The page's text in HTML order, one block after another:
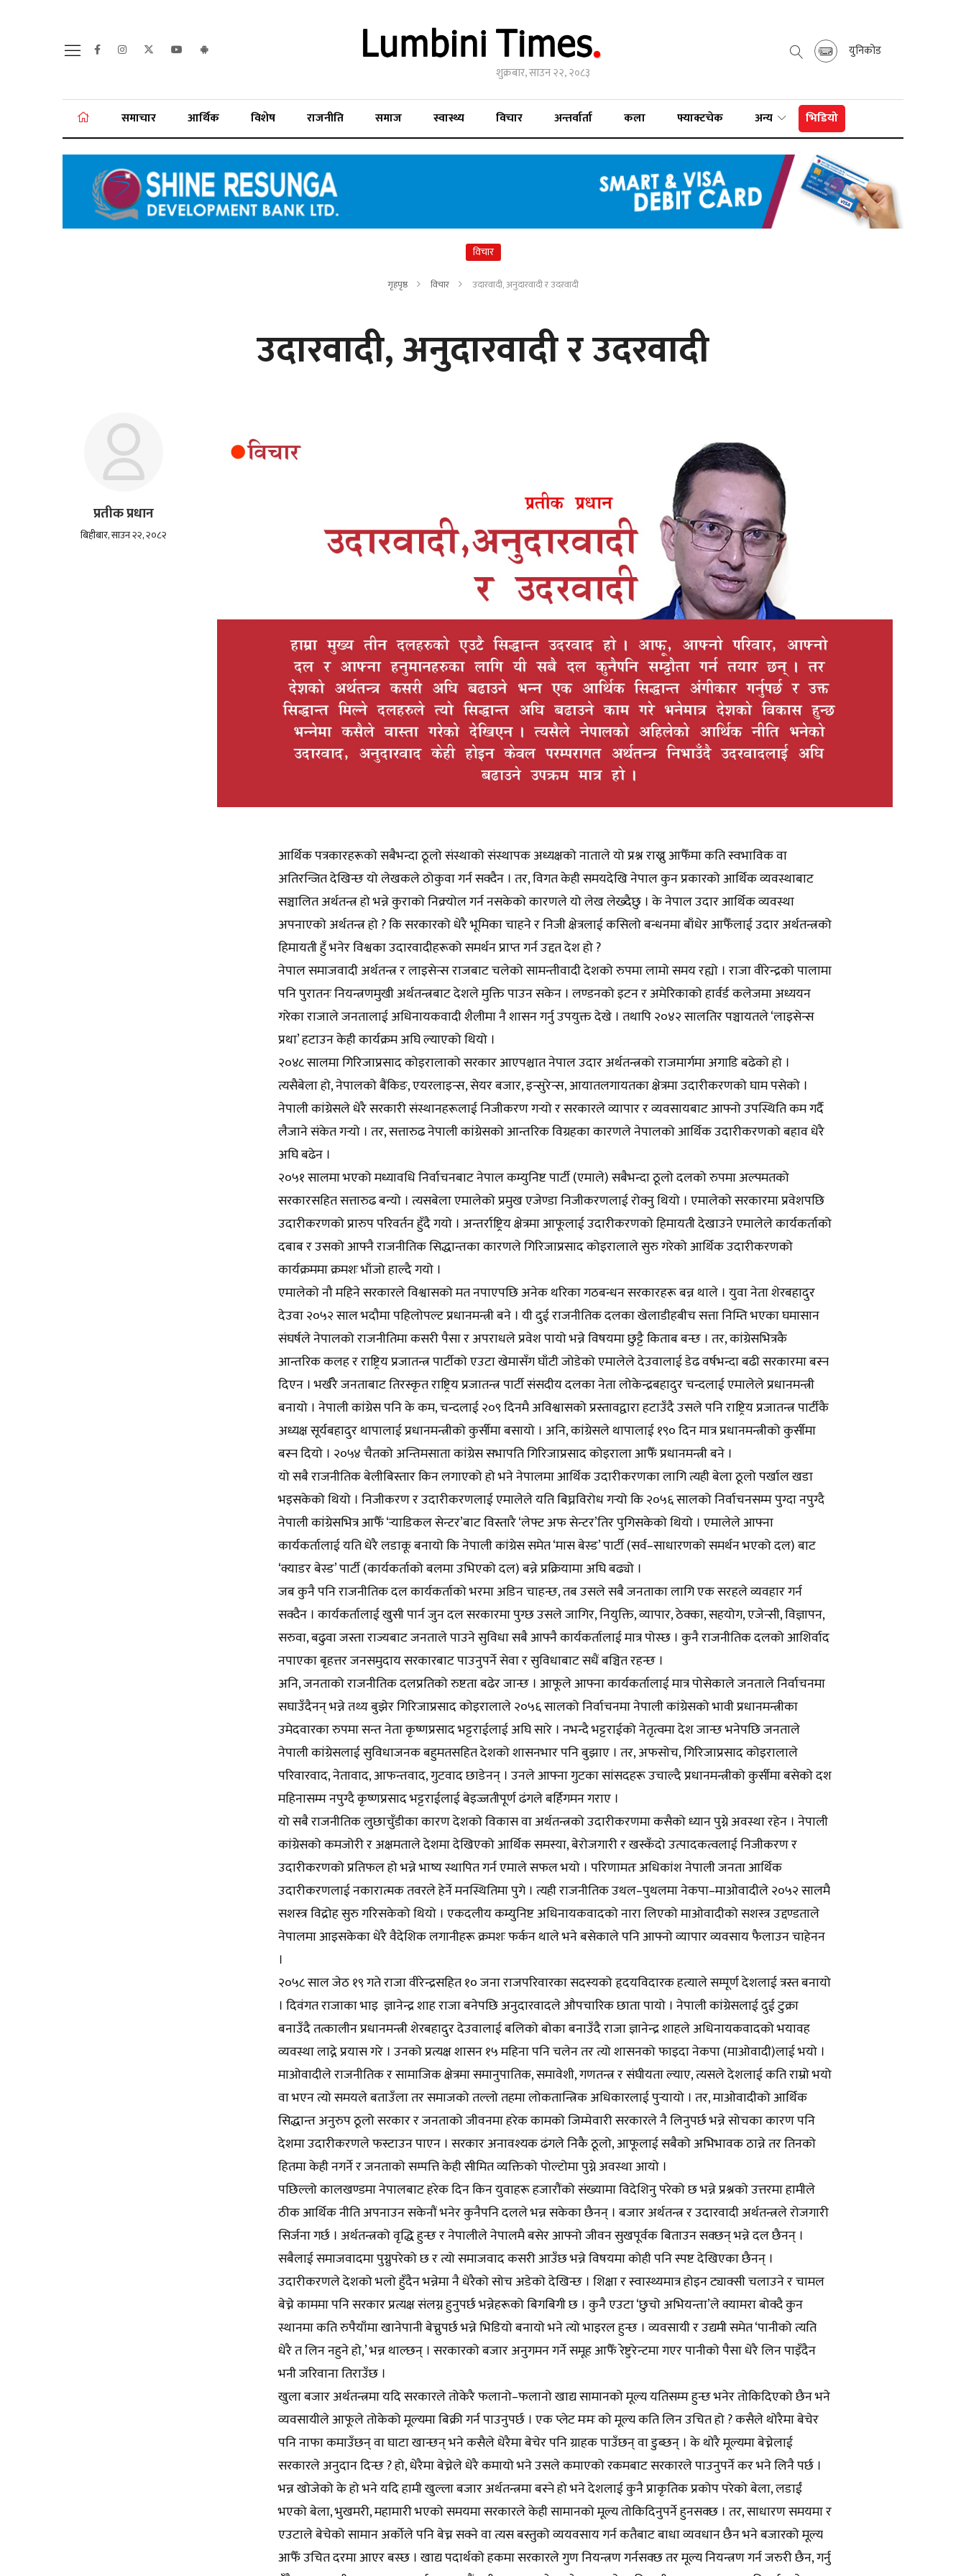
शुक्रबार, साउन २२, २०८३
युनिकोड
समाचार आर्थिक विशेष राजनीति समाज स्वास्थ्य विचार अन्तर्वार्ता कला फ्याक्टचेक अन्य भिडियो
विचार
गृहपृष्ठ विचार उदारवादी, अनुदारवादी र उदरवादी
उदारवादी, अनुदारवादी र उदरवादी
प्रतीक प्रधान
बिहीबार, साउन २२, २०८२
आर्थिक पत्रकारहरूको सबैभन्दा ठूलो संस्थाको संस्थापक अध्यक्षको नाताले यो प्रश्न राख्नु आफैँमा कति स्वभाविक वा
अतिरन्जित देखिन्छ यो लेखकले ठोकुवा गर्न सक्दैन । तर, विगत केही समयदेखि नेपाल कुन प्रकारको आर्थिक व्यवस्थाबाट
सञ्चालित अर्थतन्त्र हो भन्ने कुराको निक्र्योल गर्न नसकेको कारणले यो लेख लेख्दैछु । के नेपाल उदार आर्थिक व्यवस्था
अपनाएको अर्थतन्त्र हो ? कि सरकारको धेरै भूमिका चाहने र निजी क्षेत्रलाई कसिलो बन्धनमा बाँधेर आफैँलाई उदार अर्थतन्त्रको
हिमायती हुँ भनेर विश्वका उदारवादीहरूको समर्थन प्राप्त गर्न उद्दत देश हो ?
नेपाल समाजवादी अर्थतन्त्र र लाइसेन्स राजबाट चलेको सामन्तीवादी देशको रुपमा लामो समय रह्यो । राजा वीरेन्द्रको पालामा
पनि पुरातनः नियन्त्रणमुखी अर्थतन्त्रबाट देशले मुक्ति पाउन सकेन । लण्डनको इटन र अमेरिकाको हार्वर्ड कलेजमा अध्ययन
गरेका राजाले जनतालाई अधिनायकवादी शैलीमा नै शासन गर्नु उपयुक्त देखे । तथापि २०४२ सालतिर पञ्चायतले ‘लाइसेन्स
प्रथा’ हटाउन केही कार्यक्रम अघि ल्याएको थियो ।
२०४८ सालमा गिरिजाप्रसाद कोइरालाको सरकार आएपश्चात नेपाल उदार अर्थतन्त्रको राजमार्गमा अगाडि बढेको हो ।
त्यसैबेला हो, नेपालको बैंकिङ, एयरलाइन्स, सेयर बजार, इन्सुरेन्स, आयातलगायतका क्षेत्रमा उदारीकरणको घाम पसेको ।
नेपाली कांग्रेसले धेरै सरकारी संस्थानहरूलाई निजीकरण गर्‍यो र सरकारले व्यापार र व्यवसायबाट आफ्नो उपस्थिति कम गर्दै
लैजाने संकेत गर्‍यो । तर, सत्तारुढ नेपाली कांग्रेसको आन्तरिक विग्रहका कारणले नेपालको आर्थिक उदारीकरणको बहाव धेरै
अघि बढेन ।
२०५१ सालमा भएको मध्यावधि निर्वाचनबाट नेपाल कम्युनिष्ट पार्टी (एमाले) सबैभन्दा ठूलो दलको रुपमा अल्पमतको
सरकारसहित सत्तारुढ बन्यो । त्यसबेला एमालेको प्रमुख एजेण्डा निजीकरणलाई रोक्नु थियो । एमालेको सरकारमा प्रवेशपछि
उदारीकरणको प्रारुप परिवर्तन हुँदै गयो । अन्तर्राष्ट्रिय क्षेत्रमा आफूलाई उदारीकरणको हिमायती देखाउने एमालेले कार्यकर्ताको
दबाब र उसको आफ्नै राजनीतिक सिद्धान्तका कारणले गिरिजाप्रसाद कोइरालाले सुरु गरेको आर्थिक उदारीकरणको
कार्यक्रममा क्रमशः भाँजो हाल्दै गयो ।
एमालेको नौ महिने सरकारले विश्वासको मत नपाएपछि अनेक थरिका गठबन्धन सरकारहरू बन्न थाले । युवा नेता शेरबहादुर
देउवा २०५२ साल भदौमा पहिलोपल्ट प्रधानमन्त्री बने । यी दुई राजनीतिक दलका खेलाडीहबीच सत्ता निम्ति भएका घमासान
संघर्षले नेपालको राजनीतिमा कसरी पैसा र अपराधले प्रवेश पायो भन्ने विषयमा छुट्टै किताब बन्छ । तर, कांग्रेसभित्रकै
आन्तरिक कलह र राष्ट्रिय प्रजातन्त्र पार्टीको एउटा खेमासँग घाँटी जोडेको एमालेले देउवालाई डेढ वर्षभन्दा बढी सरकारमा बस्न
दिएन । भर्खरै जनताबाट तिरस्कृत राष्ट्रिय प्रजातन्त्र पार्टी संसदीय दलका नेता लोकेन्द्रबहादुर चन्दलाई एमालेले प्रधानमन्त्री
बनायो । नेपाली कांग्रेस पनि के कम, चन्दलाई २०९ दिनमै अविश्वासको प्रस्तावद्वारा हटाउँदै उसले पनि राष्ट्रिय प्रजातन्त्र पार्टीकै
अध्यक्ष सूर्यबहादुर थापालाई प्रधानमन्त्रीको कुर्सीमा बसायो । अनि, कांग्रेसले थापालाई १९० दिन मात्र प्रधानमन्त्रीको कुर्सीमा
बस्न दियो । २०५४ चैतको अन्तिमसाता कांग्रेस सभापति गिरिजाप्रसाद कोइराला आफैँ प्रधानमन्त्री बने ।
यो सबै राजनीतिक बेलीबिस्तार किन लगाएको हो भने नेपालमा आर्थिक उदारीकरणका लागि त्यही बेला ठूलो पर्खाल खडा
भइसकेको थियो । निजीकरण र उदारीकरणलाई एमालेले यति बिघ्नविरोध गर्‍यो कि २०५६ सालको निर्वाचनसम्म पुग्दा नपुग्दै
नेपाली कांग्रेसभित्र आफैँ ‘र्‍याडिकल सेन्टर’बाट विस्तारै ‘लेफ्ट अफ सेन्टर’तिर पुगिसकेको थियो । एमालेले आफ्ना
कार्यकर्तालाई यति धेरै लडाकू बनायो कि नेपाली कांग्रेस समेत ‘मास बेस्ड’ पार्टी (सर्व–साधारणको समर्थन भएको दल) बाट
‘क्याडर बेस्ड’ पार्टी (कार्यकर्ताको बलमा उभिएको दल) बन्ने प्रक्रियामा अघि बढ्यो ।
जब कुनै पनि राजनीतिक दल कार्यकर्ताको भरमा अडिन चाहन्छ, तब उसले सबै जनताका लागि एक सरहले व्यवहार गर्न
सक्दैन । कार्यकर्तालाई खुसी पार्न जुन दल सरकारमा पुग्छ उसले जागिर, नियुक्ति, व्यापार, ठेक्का, सहयोग, एजेन्सी, विज्ञापन,
सरुवा, बढुवा जस्ता राज्यबाट जनताले पाउने सुविधा सबै आफ्नै कार्यकर्तालाई मात्र पोस्छ । कुनै राजनीतिक दलको आशिर्वाद
नपाएका बृहत्तर जनसमुदाय सरकारबाट पाउनुपर्ने सेवा र सुविधाबाट सधैं बञ्चित रहन्छ ।
अनि, जनताको राजनीतिक दलप्रतिको रुष्टता बढेर जान्छ । आफूले आफ्ना कार्यकर्तालाई मात्र पोसेकाले जनताले निर्वाचनमा
सघाउँदैनन् भन्ने तथ्य बुझेर गिरिजाप्रसाद कोइरालाले २०५६ सालको निर्वाचनमा नेपाली कांग्रेसको भावी प्रधानमन्त्रीका
उमेदवारका रुपमा सन्त नेता कृष्णप्रसाद भट्टराईलाई अघि सारे । नभन्दै भट्टराईको नेतृत्वमा देश जान्छ भनेपछि जनताले
नेपाली कांग्रेसलाई सुविधाजनक बहुमतसहित देशको शासनभार पनि बुझाए । तर, अफसोच, गिरिजाप्रसाद कोइरालाले
परिवारवाद, नेतावाद, आफन्तवाद, गुटवाद छाडेनन् । उनले आफ्ना गुटका सांसदहरू उचाल्दै प्रधानमन्त्रीको कुर्सीमा बसेको दश
महिनासम्म नपुग्दै कृष्णप्रसाद भट्टराईलाई बेइज्जतीपूर्ण ढंगले बर्हिगमन गराए ।
यो सबै राजनीतिक लुछाचुँडीका कारण देशको विकास वा अर्थतन्त्रको उदारीकरणमा कसैको ध्यान पुग्ने अवस्था रहेन । नेपाली
कांग्रेसको कमजोरी र अक्षमताले देशमा देखिएको आर्थिक समस्या, बेरोजगारी र खस्कँदो उत्पादकत्वलाई निजीकरण र
उदारीकरणको प्रतिफल हो भन्ने भाष्य स्थापित गर्न एमाले सफल भयो । परिणामतः अधिकांश नेपाली जनता आर्थिक
उदारीकरणलाई नकारात्मक तवरले हेर्ने मनस्थितिमा पुगे । त्यही राजनीतिक उथल–पुथलमा नेकपा–माओवादीले २०५२ सालमै
सशस्त्र विद्रोह सुरु गरिसकेको थियो । एकदलीय कम्युनिष्ट अधिनायकवादको नारा लिएको माओवादीको सशस्त्र उद्दण्डताले
नेपालमा आइसकेका धेरै वैदेशिक लगानीहरू क्रमशः फर्कन थाले भने बसेकाले पनि आफ्नो व्यापार व्यवसाय फैलाउन चाहेनन
।
२०५८ साल जेठ १९ गते राजा वीरेन्द्रसहित १० जना राजपरिवारका सदस्यको हृदयविदारक हत्याले सम्पूर्ण देशलाई त्रस्त बनायो
। दिवंगत राजाका भाइ ज्ञानेन्द्र शाह राजा बनेपछि अनुदारवादले औपचारिक छाता पायो । नेपाली कांग्रेसलाई दुई टुक्रा
बनाउँदै तत्कालीन प्रधानमन्त्री शेरबहादुर देउवालाई बलिको बोका बनाउँदै राजा ज्ञानेन्द्र शाहले अधिनायकवादको भयावह
व्यवस्था लाद्ने प्रयास गरे । उनको प्रत्यक्ष शासन १५ महिना पनि चलेन तर त्यो शासनको फाइदा नेकपा (माओवादी)लाई भयो ।
माओवादीले राजनीतिक र सामाजिक क्षेत्रमा समानुपातिक, समावेशी, गणतन्त्र र संघीयता ल्याए, त्यसले देशलाई कति राम्रो भयो
वा भएन त्यो समयले बताउँला तर समाजको तल्लो तहमा लोकतान्त्रिक अधिकारलाई पुर्‍यायो । तर, माओवादीको आर्थिक
सिद्धान्त अनुरुप ठूलो सरकार र जनताको जीवनमा हरेक कामको जिम्मेवारी सरकारले नै लिनुपर्छ भन्ने सोचका कारण पनि
देशमा उदारीकरणले फस्टाउन पाएन । सरकार अनावश्यक ढंगले निकै ठूलो, आफूलाई सबैको अभिभावक ठान्ने तर तिनको
हितमा केही नगर्ने र जनताको सम्पत्ति केही सीमित व्यक्तिको पोल्टोमा पुग्ने अवस्था आयो ।
पछिल्लो कालखण्डमा नेपालबाट हरेक दिन किन युवाहरू हजारौंको संख्यामा विदेशिनु परेको छ भन्ने प्रश्नको उत्तरमा हामीले
ठीक आर्थिक नीति अपनाउन सकेनौं भनेर कुनैपनि दलले भन्न सकेका छैनन् । बजार अर्थतन्त्र र उदारवादी अर्थतन्त्रले रोजगारी
सिर्जना गर्छ । अर्थतन्त्रको वृद्धि हुन्छ र नेपालीले नेपालमै बसेर आफ्नो जीवन सुखपूर्वक बिताउन सक्छन् भन्ने दल छैनन् ।
सबैलाई समाजवादमा पुग्नुपरेको छ र त्यो समाजवाद कसरी आउँछ भन्ने विषयमा कोही पनि स्पष्ट देखिएका छैनन् ।
उदारीकरणले देशको भलो हुँदैन भन्नेमा नै धेरैको सोच अडेको देखिन्छ । शिक्षा र स्वास्थ्यमात्र होइन ट्याक्सी चलाउने र चामल
बेच्ने काममा पनि सरकार प्रत्यक्ष संलग्न हुनुपर्छ भन्नेहरूको बिगबिगी छ । कुनै एउटा ‘छुचो अभियन्ता’ले क्यामरा बोक्दै कुन
स्थानमा कति रुपैयाँमा खानेपानी बेच्नुपर्छ भन्ने भिडियो बनायो भने त्यो भाइरल हुन्छ । व्यवसायी र उद्यमी समेत ‘पानीको त्यति
धेरै त लिन नहुने हो,’ भन्न थाल्छन् । सरकारको बजार अनुगमन गर्ने समूह आफैँ रेष्टुरेन्टमा गएर पानीको पैसा धेरै लिन पाइँदैन
भनी जरिवाना तिराउँछ ।
खुला बजार अर्थतन्त्रमा यदि सरकारले तोकेरै फलानो–फलानो खाद्य सामानको मूल्य यतिसम्म हुन्छ भनेर तोकिदिएको छैन भने
व्यवसायीले आफूले तोकेको मूल्यमा बिक्री गर्न पाउनुपर्छ । एक प्लेट मःमः को मूल्य कति लिन उचित हो ? कसैले थोरैमा बेचेर
पनि नाफा कमाउँछन् वा घाटा खान्छन् भने कसैले धेरैमा बेचेर पनि ग्राहक पाउँछन् वा डुब्छन् । के थोरै मूल्यमा बेच्नेलाई
सरकारले अनुदान दिन्छ ? हो, धेरैमा बेच्नेले धेरै कमायो भने उसले कमाएको रकमबाट सरकारले पाउनुपर्ने कर भने लिनै पर्छ ।
भन्न खोजेको के हो भने यदि हामी खुल्ला बजार अर्थतन्त्रमा बस्ने हो भने देशलाई कुनै प्राकृतिक प्रकोप परेको बेला, लडाईं
भएको बेला, भुखमरी, महामारी भएको समयमा सरकारले केही सामानको मूल्य तोकिदिनुपर्ने हुनसक्छ । तर, साधारण समयमा र
एउटाले बेचेको सामान अर्कोले पनि बेच्न सक्ने वा त्यस बस्तुको व्ययवसाय गर्न कतैबाट बाधा व्यवधान छैन भने बजारको मूल्य
आफैँ उचित दरमा आएर बस्छ । खाद्य पदार्थको हकमा सरकारले गुण नियन्त्रण गर्नसक्छ तर मूल्य नियन्त्रण गर्न जरुरी छैन, गर्नु